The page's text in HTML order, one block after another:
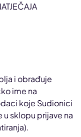
i obrađuje
ime na
koje Sudionici
sklopu prijave na